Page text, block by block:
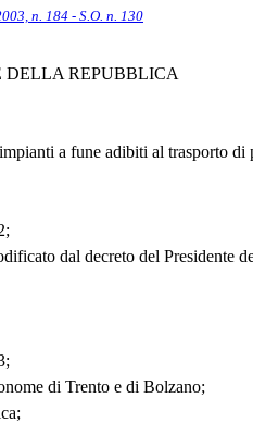
n. 184 - S.O. n. 130
DELLA REPUBBLICA
a fune adibiti al trasporto di
dal decreto del Presidente
di Trento e di Bolzano;